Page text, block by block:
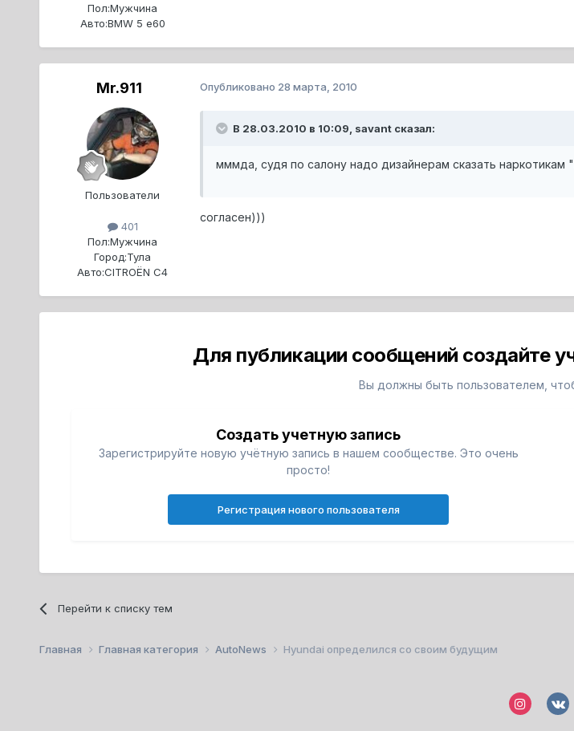
Пол:Мужчина
Авто:BMW 5 e60
Mr.911
Пользователи
401
Пол:Мужчина
Город:Тула
Авто:CITROЁN C4
Опубликовано 28 марта, 2010
В 28.03.2010 в 10:09, savant сказал:
мммда, судя по салону надо дизайнерам сказать наркотикам
согласен)))
Для публикации сообщений создайте
Вы должны быть пользователем,
Создать учетную запись
Зарегистрируйте новую учётную запись в нашем сообществе. Это очень
просто!
Регистрация нового пользователя
Перейти к списку тем
Главная Главная категория AutoNews Hyundai определился со своим будущим